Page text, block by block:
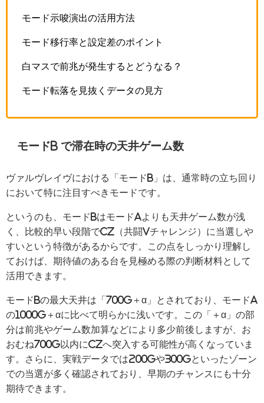
モード示唆演出の活用方法
モード移行率と設定差のポイント
白マスで前兆が発生するとどうなる？
モード転落を見抜くデータの見方
モードb で滞在時の天井ゲーム数
ヴァルヴレイヴにおける「モードB」は、通常時の立ち回り
において特に注目すべきモードです。
というのも、モードBはモードAよりも天井ゲーム数が浅
く、比較的早い段階でCZ（共闘Vチャレンジ）に当選しや
すいという特徴があるからです。この点をしっかり理解し
ておけば、期待値のある台を見極める際の判断材料として
活用できます。
モードBの最大天井は「700G＋α」とされており、モードA
の1000G＋αに比べて明らかに浅いです。この「＋α」の部
分は前兆やゲーム数加算などにより多少前後しますが、お
おむね700G以内にCZへ突入する可能性が高くなっていま
す。さらに、実戦データでは200Gや300Gといったゾーン
での当選が多く確認されており、早期のチャンスにも十分
期待できます。